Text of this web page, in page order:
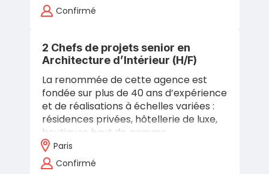
Confirmé
2 Chefs de projets senior en
Architecture d’Intérieur (H/F)
La renommée de cette agence est
fondée sur plus de 40 ans d’expérience
et de réalisations à échelles variées :
résidences privées, hôtellerie de luxe,
boutiques haut de gamme,
scénographies… Elle a su s’imposer en
France…
Paris
Confirmé